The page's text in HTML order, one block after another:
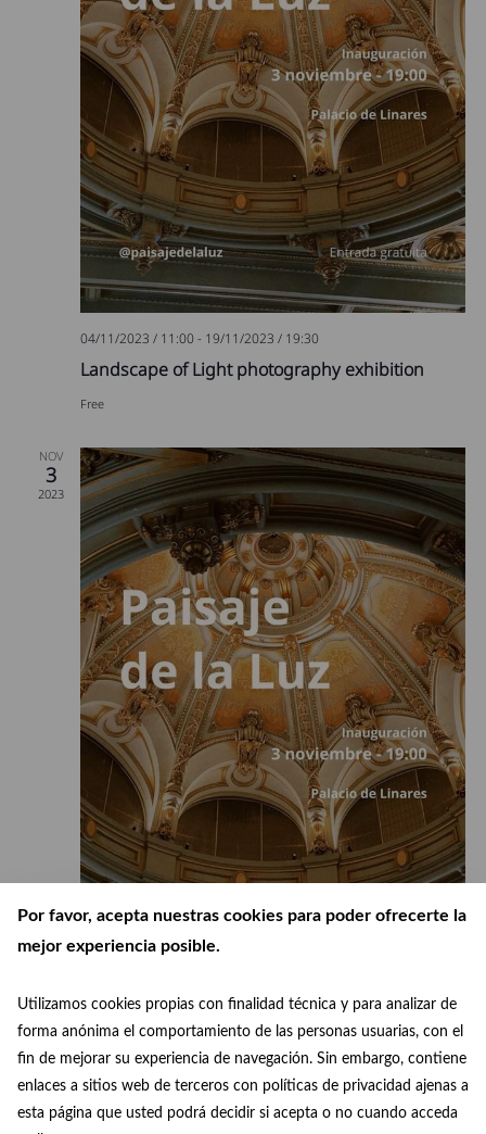
Por favor, acepta nuestras cookies para poder ofrecerte la
mejor experiencia posible.
Utilizamos cookies propias con finalidad técnica y para analizar de
forma anónima el comportamiento de las personas usuarias, con el
fin de mejorar su experiencia de navegación. Sin embargo, contiene
enlaces a sitios web de terceros con políticas de privacidad ajenas a
esta página que usted podrá decidir si acepta o no cuando acceda
04/11/2023 / 11:00- 19/11/2023 / 19:30
Landscape of Light photography exhibition
Free
NOV
3
2023
03/11/2023 / 19:00
Landscape of Light photography exhibition
Free